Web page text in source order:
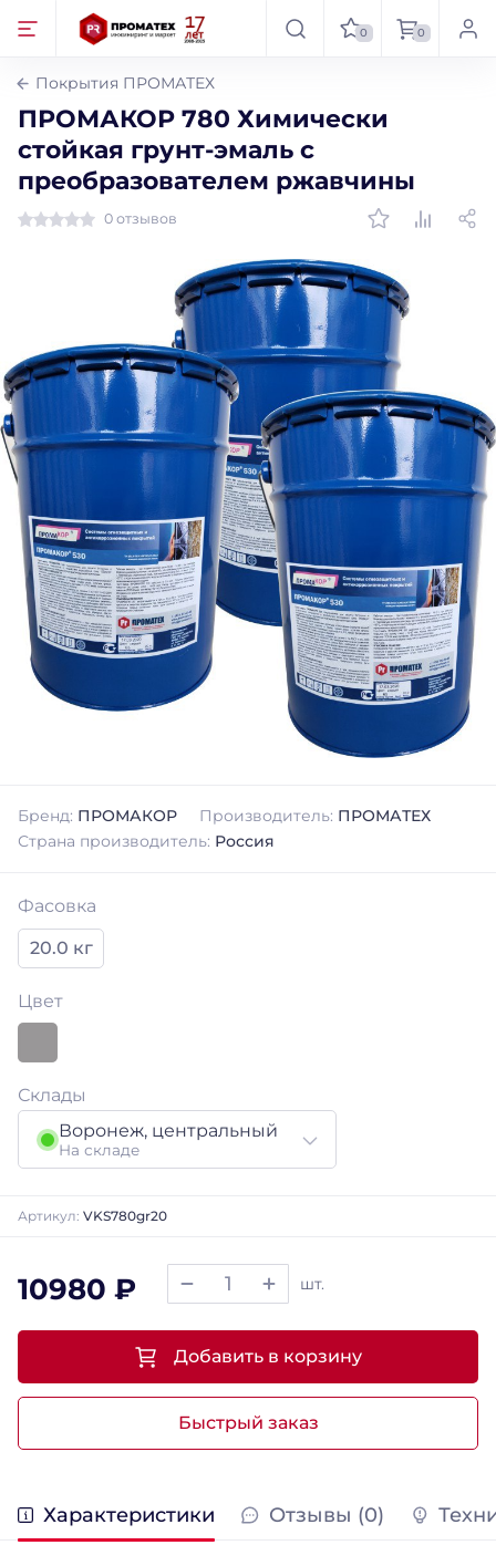
0 0
Покрытия ПРОМАТЕХ
ПРОМАКОР 780 Химически
стойкая грунт-эмаль с
преобразователем ржавчины
0 отзывов
Бренд: ПРОМАКОР Производитель: ПРОМАТЕХ
Страна производитель: Россия
Фасовка
20.0 кг
Цвет
Склады
Воронеж, центральный
На складе
Артикул: VKS780gr20
10980 ₽ шт.
Быстрый заказ
Добавить в корзину
Характеристики Отзывы (0)